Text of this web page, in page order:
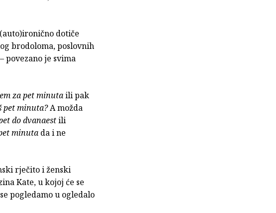
dotiče
brodoloma, poslovnih
povezano je svima
za pet minutaili pak
pet minuta?A možda
do dvanaestili
minuta da i ne
rječito i ženski
Kate, u kojoj će se
pogledamo u ogledalo